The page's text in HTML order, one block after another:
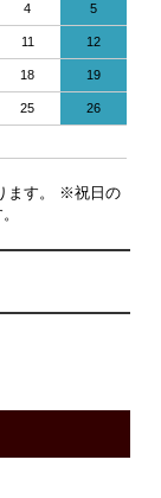
4 5
11 12
18 19
25 26
ます。 ※祝日の